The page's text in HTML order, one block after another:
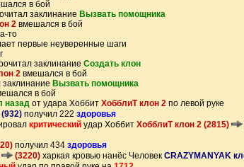
в бой
заклинание Вызвать помощника
2 вмешался в бой
то
первые неуверенные шаги
заклинание Создать клон
2 вмешался в бой
заклинание Вызвать помощника
в бой
назад от удара Хоббит ХобблиТ клон 2 по левой руке
(932) получил 222 здоровья
критический удар Хоббит ХобблиТ клон 2 (2815)
получил 434 здоровья
(3220) харкая кровью нанёс Человек CRAZYMANYAK